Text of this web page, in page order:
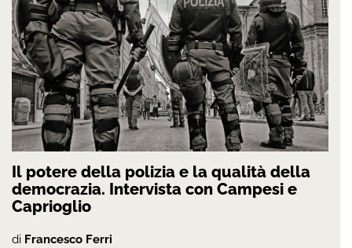
Il potere della polizia e la qualità della
democrazia. Intervista con Campesi e
Caprioglio
di Francesco Ferri